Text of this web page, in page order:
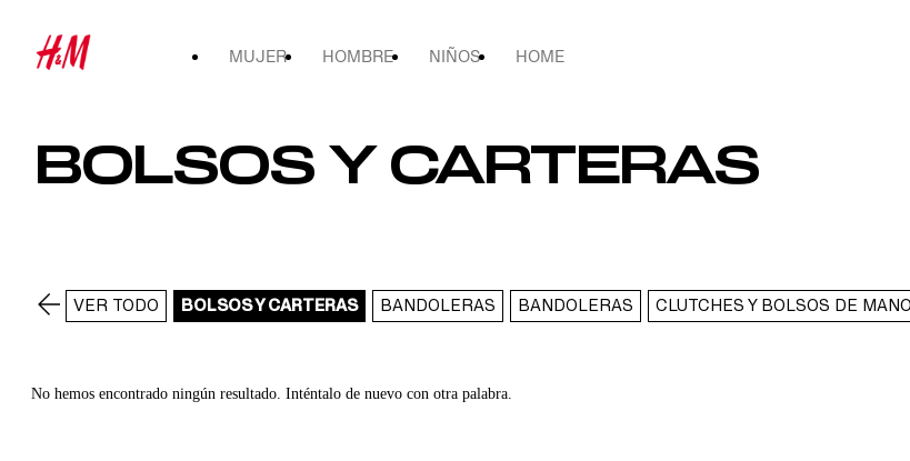
MUJER HOMBRE NIÑOS HOME
BOLSOS Y CARTERAS
VER TODO BOLSOS Y CARTERAS BANDOLERAS BANDOLERAS CLUTCHES Y BOLSOS DE MANO
No hemos encontrado ningún resultado. Inténtalo de nuevo con otra palabra.